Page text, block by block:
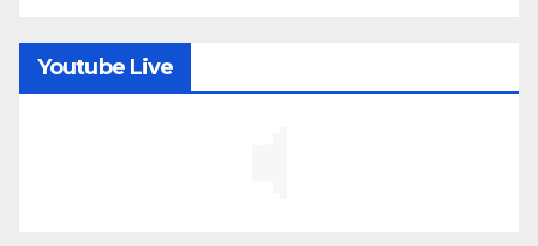
Youtube Live